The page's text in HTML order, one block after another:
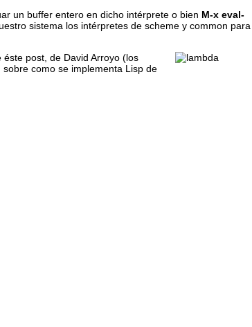
un buffer entero en dicho intérprete o bien M-x eval-
sistema los intérpretes de scheme y common para
post, de David Arroyo (los
como se implementa Lisp de